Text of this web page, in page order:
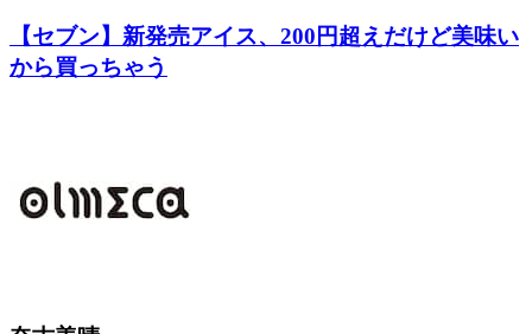
【セブン】新発売アイス、200円超えだけど美味い
から買っちゃう